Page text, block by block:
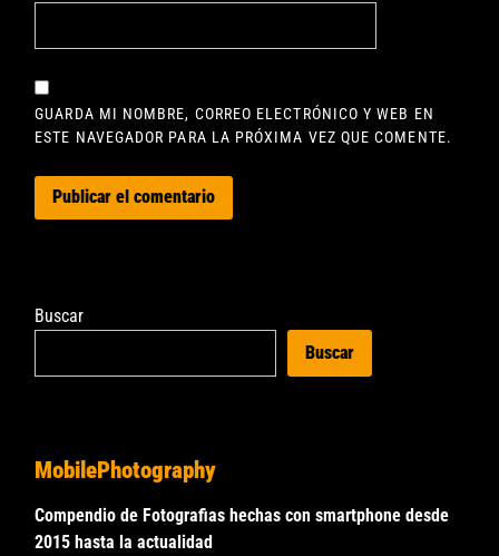
GUARDA MI NOMBRE, CORREO ELECTRÓNICO Y WEB EN
ESTE NAVEGADOR PARA LA PRÓXIMA VEZ QUE COMENTE.
Buscar
Buscar
MobilePhotography
Compendio de Fotografias hechas con smartphone desde
2015 hasta la actualidad